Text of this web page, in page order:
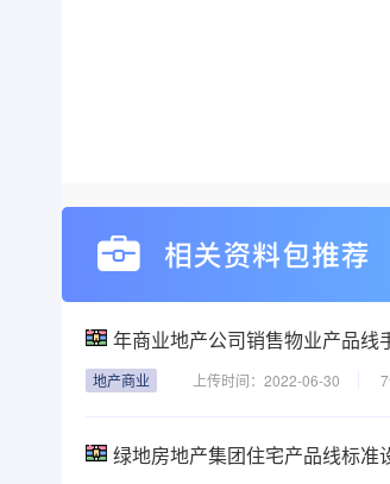
年商业地产公司销售物业产品线
线手册（共7套打包）
地产商业
上传时间：2022-06-30
绿地房地产集团住宅产品线标准